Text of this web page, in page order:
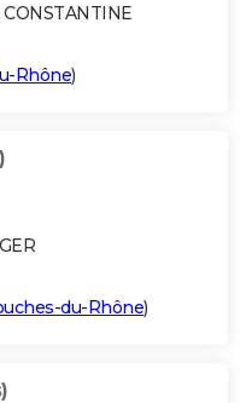
Rhône)
du-Rhône)